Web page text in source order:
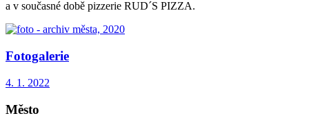
a v současné době pizzerie RUD´S PIZZA.
Fotogalerie
4. 1. 2022
Město